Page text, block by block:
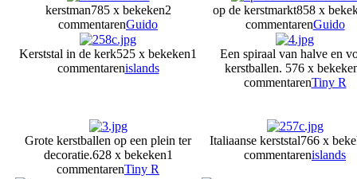
kerstman785 x bekeken2
commentarenGuido
op de kerstmarkt858 x
commentarenGuido
Kerststal in de kerk525 x bekeken1
commentarenislands
Een spiraal van halve en
kerstballen. 576 x
commentarenTiny R
Grote kerstballen op een plein ter
decoratie.628 x bekeken1
commentarenTiny R
Italiaanse kerststal766 x
commentarenislands